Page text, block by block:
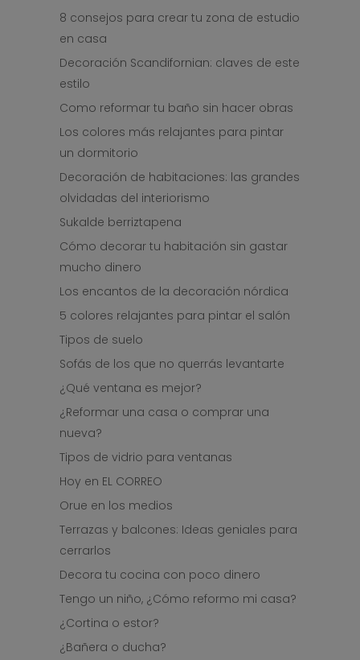
8 consejos para crear tu zona de estudio
en casa
Decoración Scandifornian: claves de este
estilo
Como reformar tu baño sin hacer obras
Los colores más relajantes para pintar
un dormitorio
Decoración de habitaciones: las grandes
olvidadas del interiorismo
Sukalde berriztapena
Cómo decorar tu habitación sin gastar
mucho dinero
Los encantos de la decoración nórdica
5 colores relajantes para pintar el salón
Tipos de suelo
Sofás de los que no querrás levantarte
¿Qué ventana es mejor?
¿Reformar una casa o comprar una
nueva?
Tipos de vidrio para ventanas
Hoy en EL CORREO
Orue en los medios
Terrazas y balcones: Ideas geniales para
cerrarlos
Decora tu cocina con poco dinero
Tengo un niño, ¿Cómo reformo mi casa?
¿Cortina o estor?
¿Bañera o ducha?